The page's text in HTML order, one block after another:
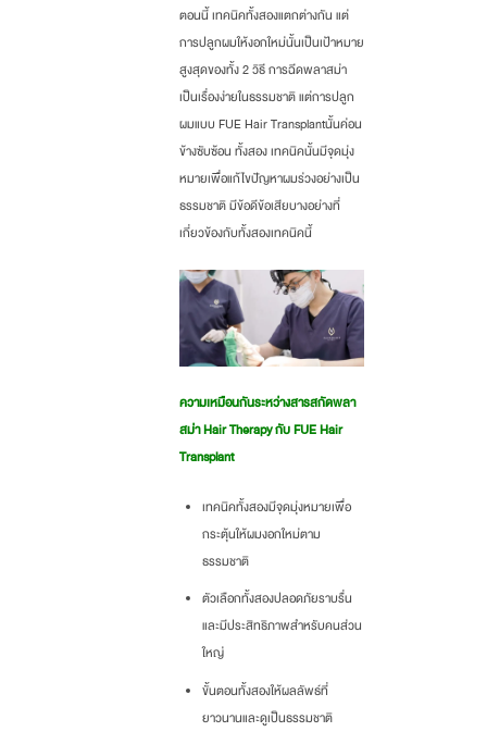
ตอนนี้ เทคนิคทั้งสองแตกต่างกัน แต่
การปลูกผมให้งอกใหม่นั้นเป็นเป้าหมาย
สูงสุดของทั้ง 2 วิธี การฉีดพลาสม่า
เป็นเรื่องง่ายในธรรมชาติ แต่การปลูก
ผมแบบ FUE Hair Transplantนั้นค่อน
ข้างซับซ้อน ทั้งสอง เทคนิคนั้นมีจุดมุ่ง
หมายเพื่อแก้ไขปัญหาผมร่วงอย่างเป็น
ธรรมชาติ มีข้อดีข้อเสียบางอย่างที่
เกี่ยวข้องกับทั้งสองเทคนิคนี้
ความเหมือนกันระหว่างสารสกัดพลา
สม่า Hair Therapy กับ FUE Hair
Transplant
เทคนิคทั้งสองมีจุดมุ่งหมายเพื่อ
กระตุ้นให้ผมงอกใหม่ตาม
ธรรมชาติ
ตัวเลือกทั้งสองปลอดภัยราบรื่น
และมีประสิทธิภาพสำหรับคนส่วน
ใหญ่
ขั้นตอนทั้งสองให้ผลลัพธ์ที่
ยาวนานและดูเป็นธรรมชาติ